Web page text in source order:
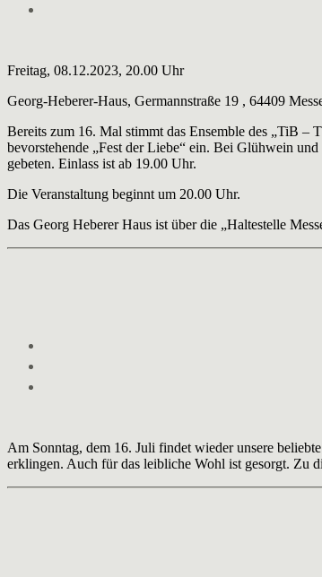
Freitag, 08.12.2023, 20.00 Uhr
Georg-Heberer-Haus, Germannstraße 19 , 64409
Bereits zum 16. Mal stimmt das Ensemble des „TiB –
bevorstehende „Fest der Liebe“ ein. Bei Glühwein
gebeten. Einlass ist ab 19.00 Uhr.
Die Veranstaltung beginnt um 20.00 Uhr.
Das Georg Heberer Haus ist über die „Haltestelle
Am Sonntag, dem 16. Juli findet wieder unsere
erklingen. Auch für das leibliche Wohl ist gesorgt. Zu